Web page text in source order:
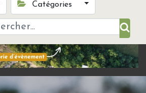
Catégories